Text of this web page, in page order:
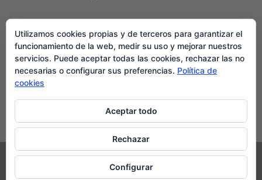
Sede Administrativa y Secretaría General
C/ Arcipreste de Hita 14 – 1º Derecha.
28015 – Madrid
Teléfono: 91 544 80 35 - 91 544 58 79
Mail:
©2024 Sociedad Española de Oftalmología
Utilizamos cookies propias y de terceros para garantizar el
funcionamiento de la web, medir su uso y mejorar nuestros
servicios. Puede aceptar todas las cookies, rechazar las no
necesarias o configurar sus preferencias. Política de
cookies
Aceptar todo
Rechazar
Configurar